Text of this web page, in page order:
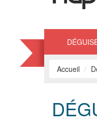
Accueil